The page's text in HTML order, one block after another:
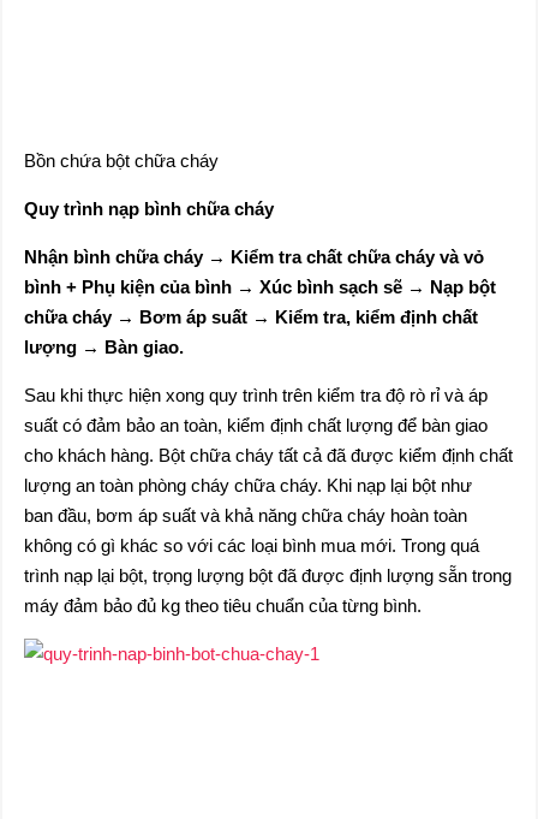
Bồn chứa bột chữa cháy
Quy trình nạp bình chữa cháy
Nhận bình chữa cháy → Kiểm tra chất chữa cháy và vỏ
bình + Phụ kiện của bình → Xúc bình sạch sẽ → Nạp bột
chữa cháy → Bơm áp suất → Kiểm tra, kiểm định chất
lượng → Bàn giao.
Sau khi thực hiện xong quy trình trên kiểm tra độ rò rỉ và áp
suất có đảm bảo an toàn, kiểm định chất lượng để bàn giao
cho khách hàng. Bột chữa cháy tất cả đã được kiểm định chất
lượng an toàn phòng cháy chữa cháy. Khi nạp lại bột như
ban đầu, bơm áp suất và khả năng chữa cháy hoàn toàn
không có gì khác so với các loại bình mua mới. Trong quá
trình nạp lại bột, trọng lượng bột đã được định lượng sẵn trong
máy đảm bảo đủ kg theo tiêu chuẩn của từng bình.